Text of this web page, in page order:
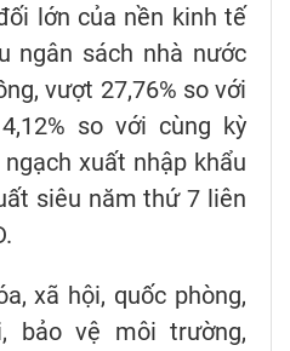
lớn của nền kinh tế
ngân sách nhà nước
vượt 27,76% so với
so với cùng kỳ
xuất nhập khẩu
siêu năm thứ 7 liên
xã hội, quốc phòng,
bảo vệ môi trường,